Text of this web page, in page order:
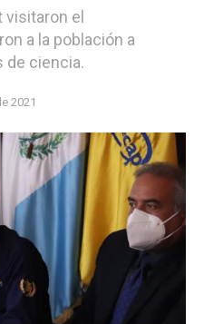
el
a la población a
de ciencia.
2021